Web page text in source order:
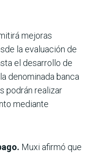
mejoras
la evaluación de
el desarrollo de
denominada banca
podrán realizar
mediante
Muxi afirmó que